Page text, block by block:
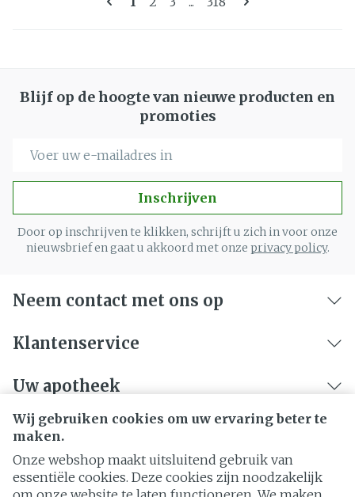
Wij gebruiken cookies om uw ervaring beter te
maken.
Onze webshop maakt uitsluitend gebruik van
essentiële cookies. Deze cookies zijn noodzakelijk
Blijf op de hoogte van nieuwe producten en
promoties
Inschrijven
Door op inschrijven te klikken, schrijft u zich in voor onze
nieuwsbrief en gaat u akkoord met onze privacy policy.
Neem contact met ons op
Klantenservice
Uw apotheek